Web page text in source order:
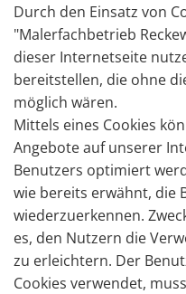
Durch den Einsatz von
"Malerfachbetrieb
dieser Internetseite
bereitstellen, die ohne
möglich wären.
Mittels eines Cookies
Angebote auf unserer
Benutzers optimiert
wie bereits erwähnt, die
wiederzuerkennen.
es, den Nutzern die
zu erleichtern. Der
Cookies verwendet,